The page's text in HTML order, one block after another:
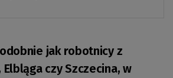
jak robotnicy z
Elbląga czy Szczecina, w